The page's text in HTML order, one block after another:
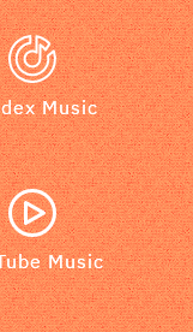
Music
Music